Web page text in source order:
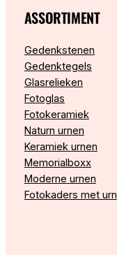
ASSORTIMENT
Gedenkstenen
Gedenktegels
Glasrelieken
Fotoglas
Fotokeramiek
Naturn urnen
Keramiek urnen
Memorialboxx
Moderne urnen
Fotokaders met urn